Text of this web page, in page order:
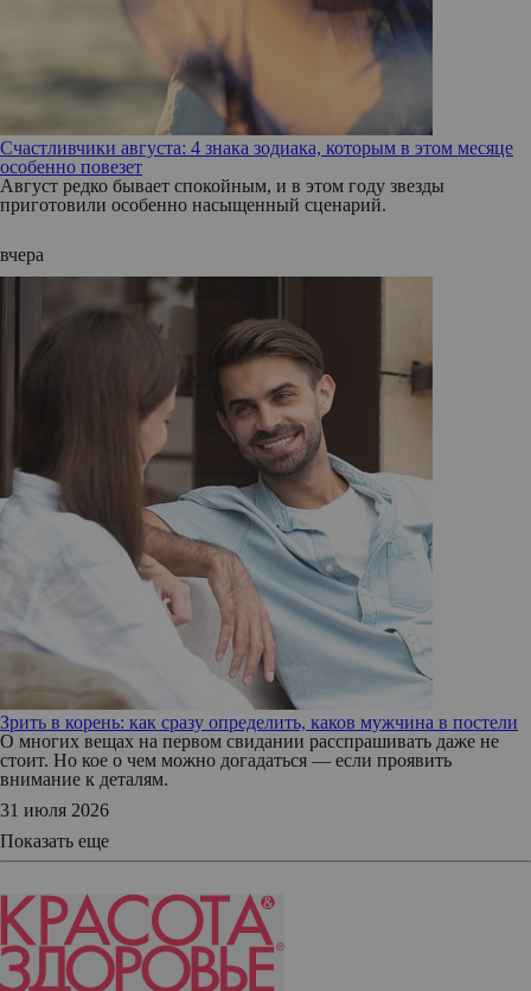
Счастливчики августа: 4 знака зодиака, которым в этом месяце
особенно повезет
Август редко бывает спокойным, и в этом году звезды
приготовили особенно насыщенный сценарий.
вчера
Зрить в корень: как сразу определить, каков мужчина в постели
О многих вещах на первом свидании расспрашивать даже не
стоит. Но кое о чем можно догадаться — если проявить
внимание к деталям.
31 июля 2026
Показать еще